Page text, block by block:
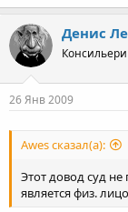
Денис
Консильери
26 Янв 2009
Awes сказал(а):
Этот довод суд не
является физ.